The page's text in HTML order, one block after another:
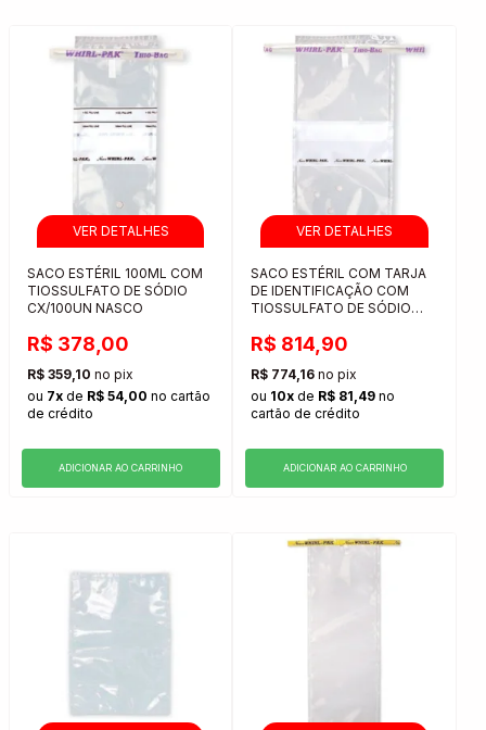
SACO ESTÉRIL 100ML COM
TIOSSULFATO DE SÓDIO
CX/100UN NASCO
R$ 378,00
R$ 359,10 no pix
ou 7x de R$ 54,00 no cartão
de crédito
ADICIONAR AO CARRINHO
SACO ESTÉRIL COM TARJA
DE IDENTIFICAÇÃO COM
TIOSSULFATO DE SÓDIO
UNIDADES
R$ 814,90
R$ 774,16 no pix
ou 10x de R$ 81,49 no
cartão de crédito
ADICIONAR AO CARRINHO